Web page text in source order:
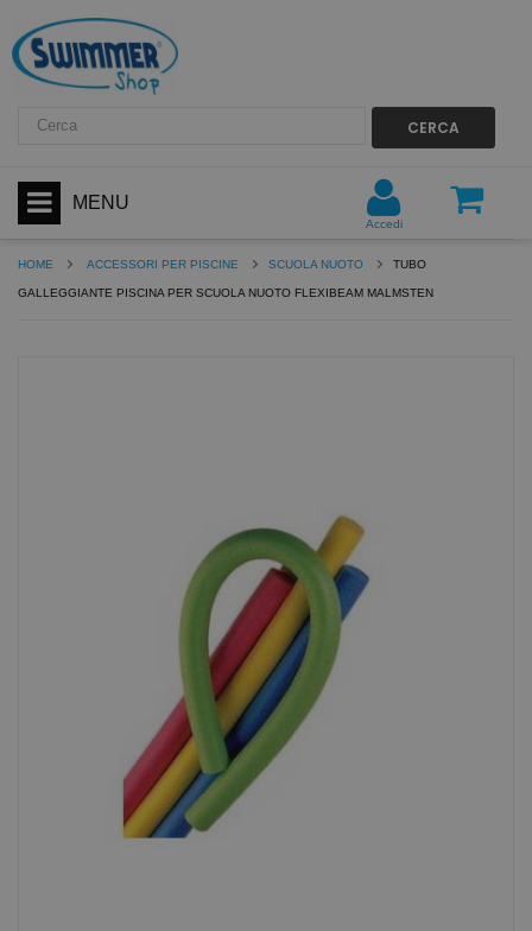
CERCA
MENU
Accedi
HOME ACCESSORI PER PISCINE SCUOLA NUOTO TUBO
GALLEGGIANTE PISCINA PER SCUOLA NUOTO FLEXIBEAM MALMSTEN